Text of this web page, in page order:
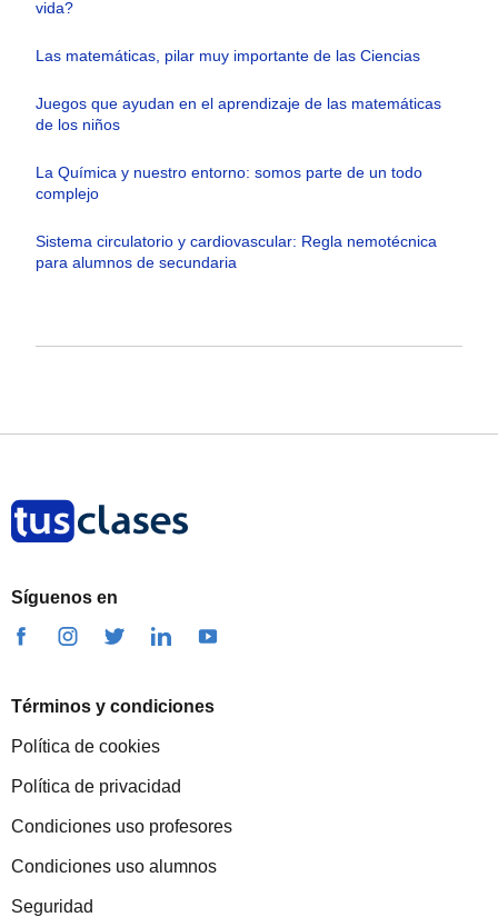
vida?
Las matemáticas, pilar muy importante de las Ciencias
Juegos que ayudan en el aprendizaje de las matemáticas
de los niños
La Química y nuestro entorno: somos parte de un todo
complejo
Sistema circulatorio y cardiovascular: Regla nemotécnica
para alumnos de secundaria
Síguenos en
Términos y condiciones
Política de cookies
Política de privacidad
Condiciones uso profesores
Condiciones uso alumnos
Seguridad